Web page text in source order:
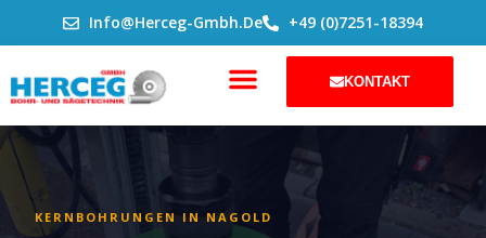
Info@herceg-Gmbh.de +49 (0)7251-18394
KONTAKT
KERNBOHRUNGEN IN NAGOLD